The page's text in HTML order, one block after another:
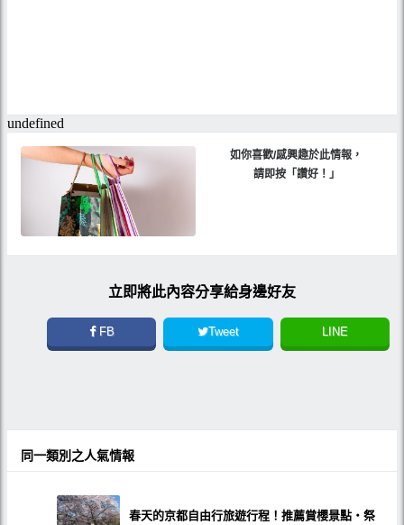
如你喜歡/感興趣於此情報，
請即按「讚好！」
立即將此內容分享給身邊好友
FB Tweet LINE
同一類別之人氣情報
春天的京都自由行旅遊行程！推薦賞櫻景點・祭